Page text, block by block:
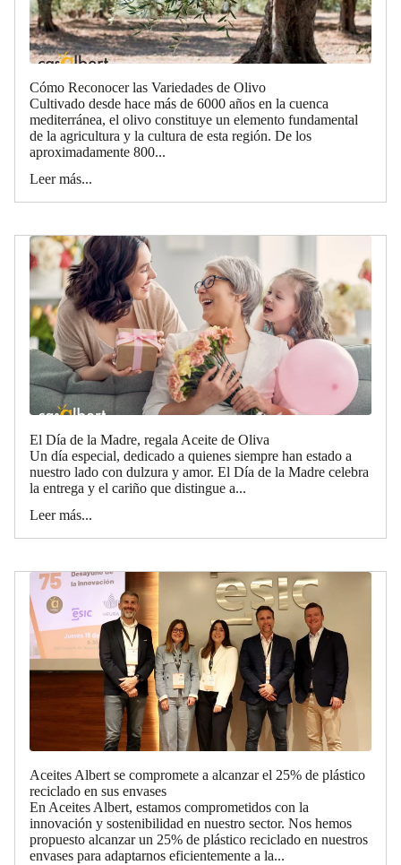
Cómo Reconocer las Variedades de Olivo
Cultivado desde hace más de 6000 años en la cuenca
mediterránea, el olivo constituye un elemento fundamental
de la agricultura y la cultura de esta región. De los
aproximadamente 800...
Leer más...
El Día de la Madre, regala Aceite de Oliva
Un día especial, dedicado a quienes siempre han estado a
nuestro lado con dulzura y amor. El Día de la Madre celebra
la entrega y el cariño que distingue a...
Leer más...
Aceites Albert se compromete a alcanzar el 25% de plástico
reciclado en sus envases
En Aceites Albert, estamos comprometidos con la
innovación y sostenibilidad en nuestro sector. Nos hemos
propuesto alcanzar un 25% de plástico reciclado en nuestros
envases para adaptarnos eficientemente a la...